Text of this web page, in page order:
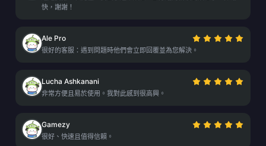
快，謝謝！
Ale Pro
很好的客服：遇到問題時他們會立即回覆並為您解決。
Lucha Ashkanani
非常方便且易於使用。我對此感到很高興。
Gamezy
很好、快速且值得信賴。